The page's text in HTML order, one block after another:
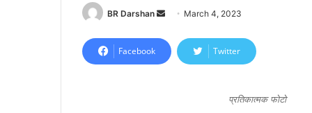
BR Darshan
n
d
March 4, 2023
Facebook Twitter
प्रतिकात्मक फोटो